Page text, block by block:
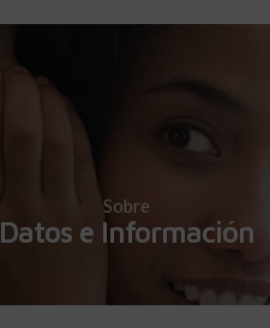
Sobre
Datos e Información